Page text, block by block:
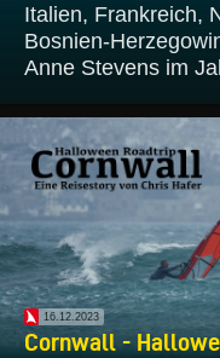
Italien, Frankreich,
Bosnien-
Anne Stevens im
16.12.2023
Cornwall -